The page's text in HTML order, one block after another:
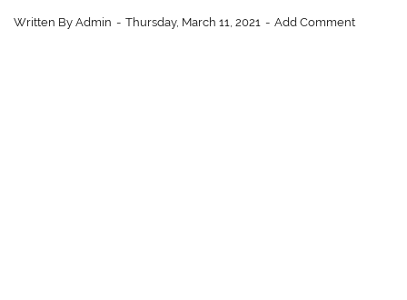
Written By Admin Thursday, March 11, 2021 Add Comment